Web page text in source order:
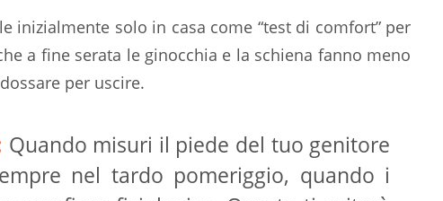
inizialmente solo in casa come “test di comfort” per
a fine serata le ginocchia e la schiena fanno meno
per uscire.
Quando misuri il piede del tuo genitore
nel tardo pomeriggio, quando i